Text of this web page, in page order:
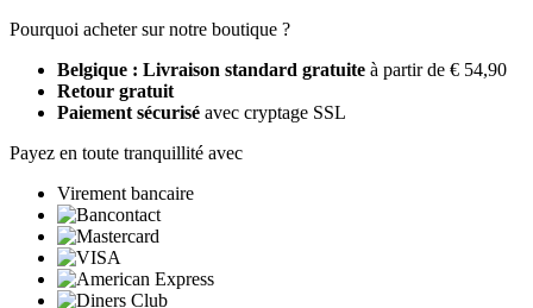
Pourquoi acheter sur notre boutique ?
Belgique : Livraison standard gratuite à partir de € 54,90
Retour gratuit
Paiement sécurisé avec cryptage SSL
Payez en toute tranquillité avec
Virement bancaire